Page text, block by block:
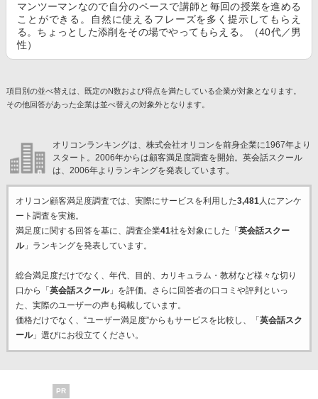
マンツーマンなので自分のペースで講師と毎回の授業を進める
ことができる。自然に使えるフレーズを多く提示してもらえ
る。ちょっとした添削をその場でやってもらえる。（40代／男
性）
項目別の並べ替えは、既定のN数および得点を満たしている企業が対象となります。
その他回答があった企業は並べ替えの対象外となります。
オリコンランキングは、株式会社オリコンを前身企業に1967年より
スタート。2006年からは顧客満足度調査を開始。英会話スクール
は、2006年よりランキングを発表しています。
オリコン顧客満足度調査では、実際にサービスを利用した3,481人にアンケ
ート調査を実施。
満足度に関する回答を基に、調査企業41社を対象にした「 英会話スクー
ル」ランキングを発表しています。
総合満足度だけでなく、年代、目的、カリキュラム・教材など様々な切り
口から「 英会話スクール」を評価。さらに回答者の口コミや評判といっ
た、実際のユーザーの声も掲載しています。
価格だけでなく、“ユーザー満足度”からもサービスを比較し、「 英会話スク
ール」選びにお役立てください。
PR